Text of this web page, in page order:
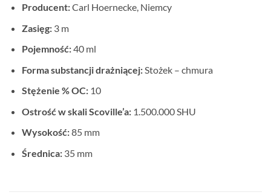
Producent:Carl Hoernecke, Niemcy
Zasięg:3 m
Pojemność:40 ml
Forma substancji drażniącej:Stożek – chmura
Stężenie % OC:10
Ostrość w skali Scoville’a:1.500.000 SHU
Wysokość:85 mm
Średnica:35 mm